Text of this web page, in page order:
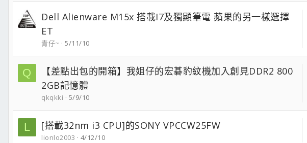
Dell Alienware M15x 搭載I7及獨顯筆電 蘋果的另一樣選擇
ET
青仔~ 5/11/10
Q
【差點出包的開箱】我姐仔的宏碁豹紋機加入創見DDR2 800
2GB記憶體
qkqkki 5/9/10
L [搭載32nm i3 CPU]的SONY VPCCW25FW
lionlo2003 4/12/10